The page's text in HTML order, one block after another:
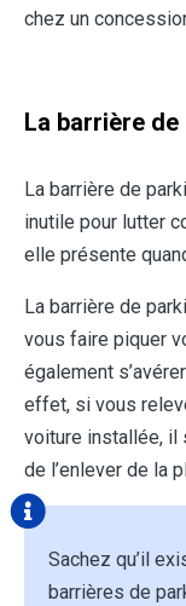
chez un
La barrière
La barrière de
inutile pour lutter
elle présente
La barrière de
vous faire piquer
également
effet, si vous
voiture installée, il
de l’enlever de la
Sachez qu’il
barrières de